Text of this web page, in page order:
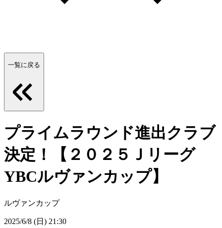
一覧に戻る
プライムラウンド進出クラブ
決定！【２０２５Ｊリーグ
YBCルヴァンカップ】
ルヴァンカップ
2025/6/8 (日) 21:30